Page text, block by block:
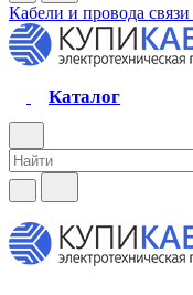
Кабели и провода связи
Каталог